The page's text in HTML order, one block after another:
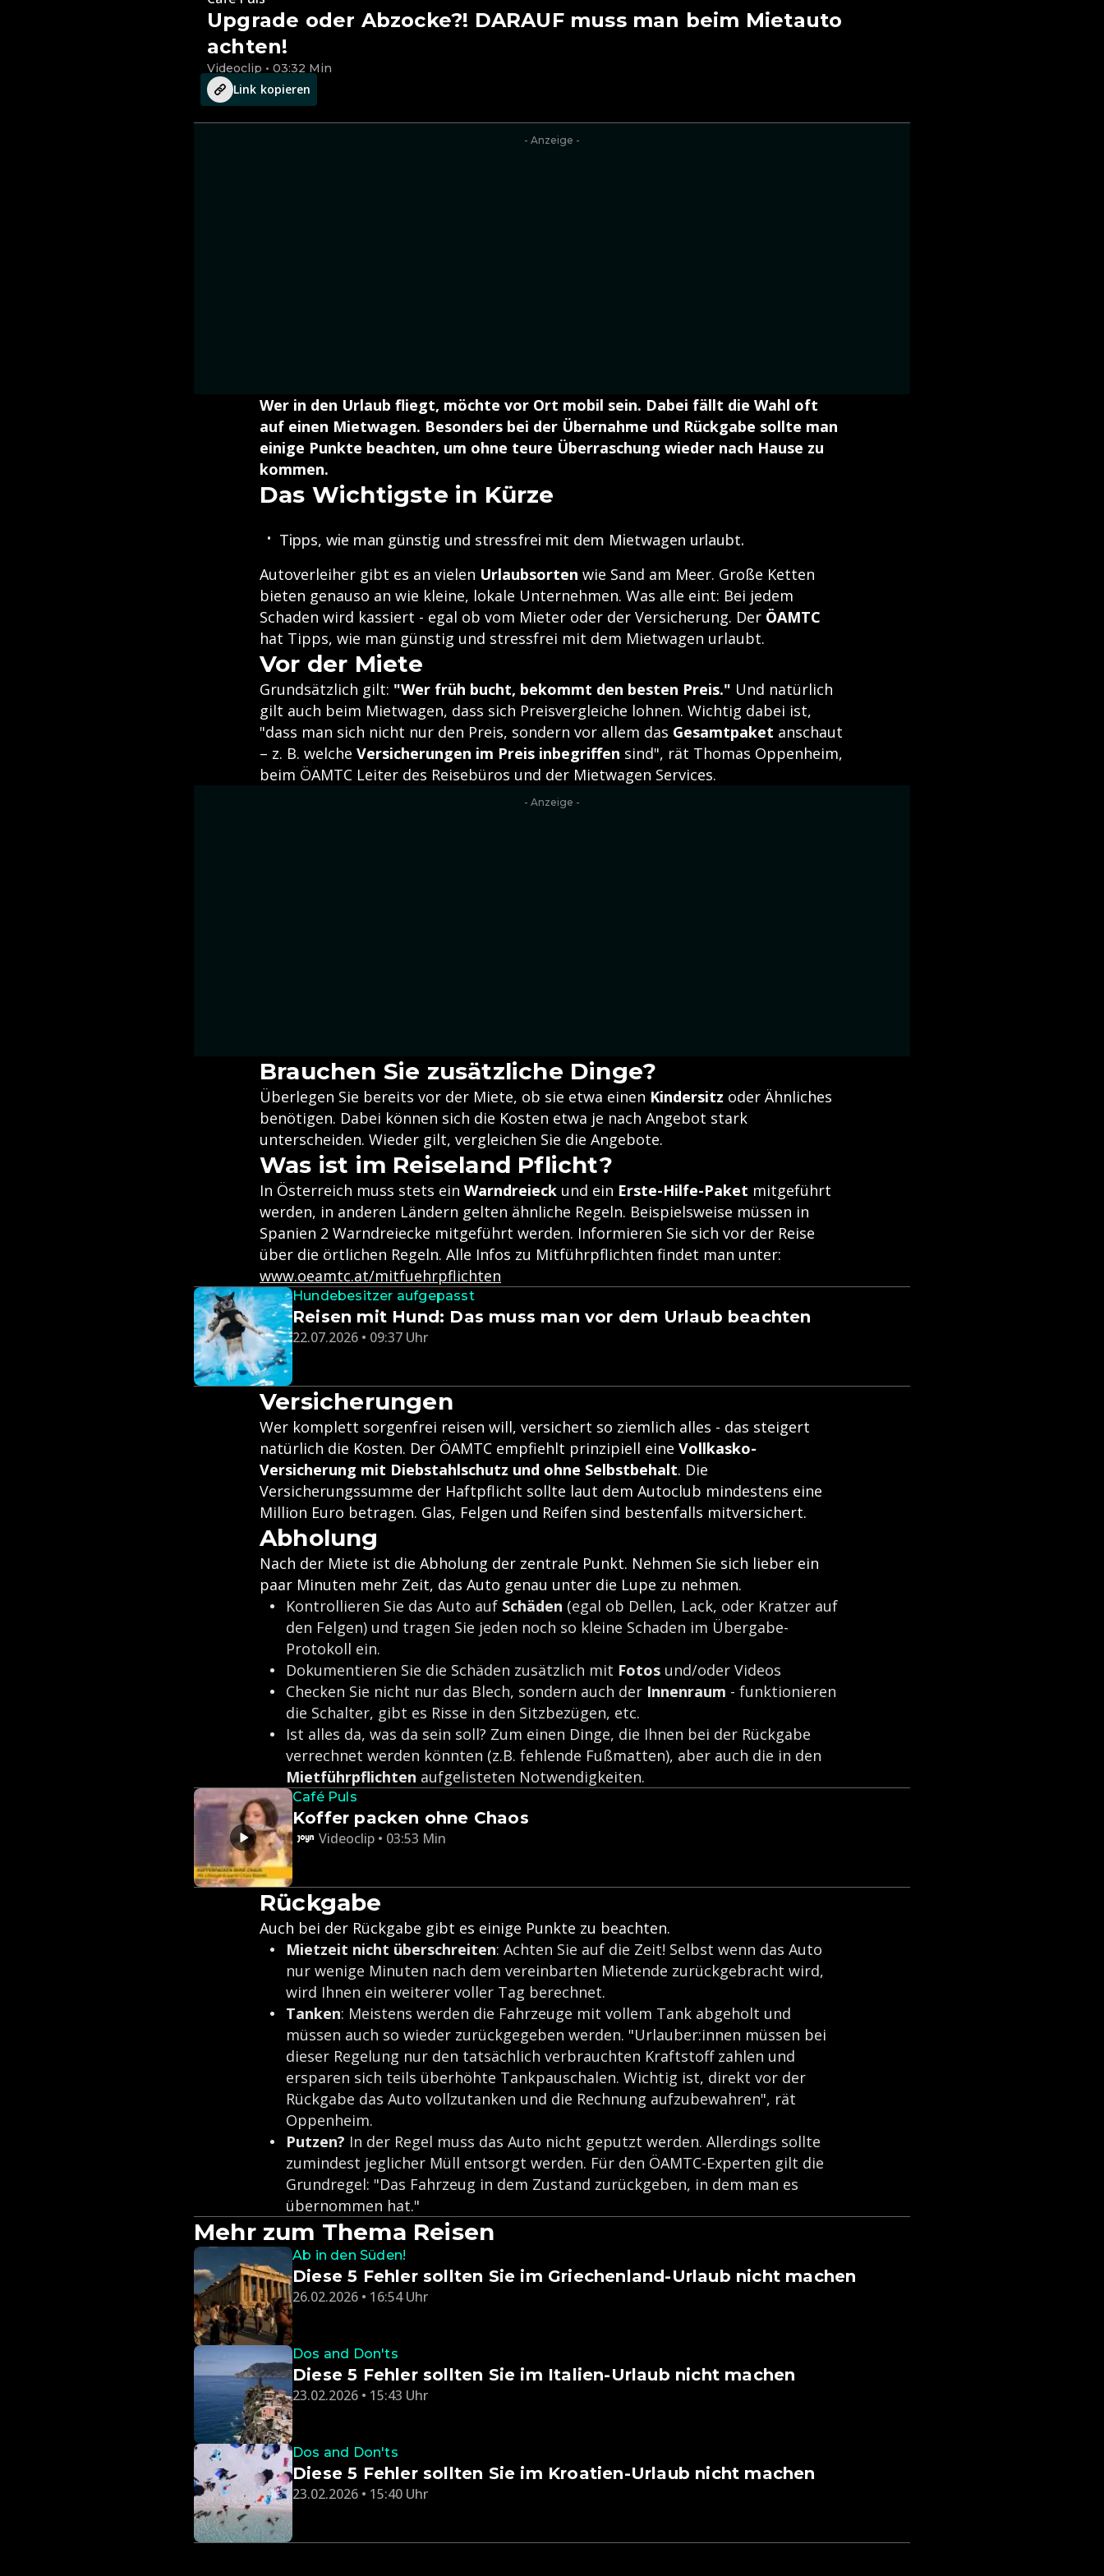
Upgrade oder Abzocke?! DARAUF muss man beim Mietauto
achten!
Videoclip • 03:32 Min
Link kopieren
- Anzeige -
Wer in den Urlaub fliegt, möchte vor Ort mobil sein. Dabei fällt die Wahl oft
auf einen Mietwagen. Besonders bei der Übernahme und Rückgabe sollte man
einige Punkte beachten, um ohne teure Überraschung wieder nach Hause zu
kommen.
Das Wichtigste in Kürze
Tipps, wie man günstig und stressfrei mit dem Mietwagen urlaubt.
Autoverleiher gibt es an vielen Urlaubsorten wie Sand am Meer. Große Ketten
bieten genauso an wie kleine, lokale Unternehmen. Was alle eint: Bei jedem
Schaden wird kassiert - egal ob vom Mieter oder der Versicherung. Der ÖAMTC
hat Tipps, wie man günstig und stressfrei mit dem Mietwagen urlaubt.
Vor der Miete
Grundsätzlich gilt: "Wer früh bucht, bekommt den besten Preis." Und natürlich
gilt auch beim Mietwagen, dass sich Preisvergleiche lohnen. Wichtig dabei ist,
"dass man sich nicht nur den Preis, sondern vor allem das Gesamtpaket anschaut
– z. B. welche Versicherungen im Preis inbegriffen sind", rät Thomas Oppenheim,
beim ÖAMTC Leiter des Reisebüros und der Mietwagen Services.
- Anzeige -
Brauchen Sie zusätzliche Dinge?
Überlegen Sie bereits vor der Miete, ob sie etwa einen Kindersitz oder Ähnliches
benötigen. Dabei können sich die Kosten etwa je nach Angebot stark
unterscheiden. Wieder gilt, vergleichen Sie die Angebote.
Was ist im Reiseland Pflicht?
In Österreich muss stets ein Warndreieck und ein Erste-Hilfe-Paket mitgeführt
werden, in anderen Ländern gelten ähnliche Regeln. Beispielsweise müssen in
Spanien 2 Warndreiecke mitgeführt werden. Informieren Sie sich vor der Reise
über die örtlichen Regeln. Alle Infos zu Mitführpflichten findet man unter:
www.oeamtc.at/mitfuehrpflichten
Hundebesitzer aufgepasst
Reisen mit Hund: Das muss man vor dem Urlaub beachten
22.07.2026 • 09:37 Uhr
Versicherungen
Wer komplett sorgenfrei reisen will, versichert so ziemlich alles - das steigert
natürlich die Kosten. Der ÖAMTC empfiehlt prinzipiell eine Vollkasko-
Versicherung mit Diebstahlschutz und ohne Selbstbehalt. Die
Versicherungssumme der Haftpflicht sollte laut dem Autoclub mindestens eine
Million Euro betragen. Glas, Felgen und Reifen sind bestenfalls mitversichert.
Abholung
Nach der Miete ist die Abholung der zentrale Punkt. Nehmen Sie sich lieber ein
paar Minuten mehr Zeit, das Auto genau unter die Lupe zu nehmen.
Kontrollieren Sie das Auto auf Schäden (egal ob Dellen, Lack, oder Kratzer auf
den Felgen) und tragen Sie jeden noch so kleine Schaden im Übergabe-
Protokoll ein.
Dokumentieren Sie die Schäden zusätzlich mit Fotos und/oder Videos
Checken Sie nicht nur das Blech, sondern auch der Innenraum - funktionieren
die Schalter, gibt es Risse in den Sitzbezügen, etc.
Ist alles da, was da sein soll? Zum einen Dinge, die Ihnen bei der Rückgabe
verrechnet werden könnten (z.B. fehlende Fußmatten), aber auch die in den
Mietführpflichten aufgelisteten Notwendigkeiten.
Café Puls
Koffer packen ohne Chaos
Videoclip • 03:53 Min
Rückgabe
Auch bei der Rückgabe gibt es einige Punkte zu beachten.
Mietzeit nicht überschreiten: Achten Sie auf die Zeit! Selbst wenn das Auto
nur wenige Minuten nach dem vereinbarten Mietende zurückgebracht wird,
wird Ihnen ein weiterer voller Tag berechnet.
Tanken: Meistens werden die Fahrzeuge mit vollem Tank abgeholt und
müssen auch so wieder zurückgegeben werden. "Urlauber:innen müssen bei
dieser Regelung nur den tatsächlich verbrauchten Kraftstoff zahlen und
ersparen sich teils überhöhte Tankpauschalen. Wichtig ist, direkt vor der
Rückgabe das Auto vollzutanken und die Rechnung aufzubewahren", rät
Oppenheim.
Putzen? In der Regel muss das Auto nicht geputzt werden. Allerdings sollte
zumindest jeglicher Müll entsorgt werden. Für den ÖAMTC-Experten gilt die
Grundregel: "Das Fahrzeug in dem Zustand zurückgeben, in dem man es
übernommen hat."
Mehr zum Thema Reisen
Ab in den Süden!
Diese 5 Fehler sollten Sie im Griechenland-Urlaub nicht machen
26.02.2026 • 16:54 Uhr
Dos and Don'ts
Diese 5 Fehler sollten Sie im Italien-Urlaub nicht machen
23.02.2026 • 15:43 Uhr
Dos and Don'ts
Diese 5 Fehler sollten Sie im Kroatien-Urlaub nicht machen
23.02.2026 • 15:40 Uhr